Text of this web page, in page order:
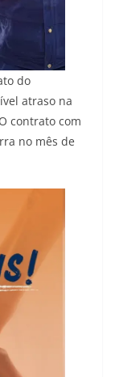
do
atraso na
contrato com
no mês de